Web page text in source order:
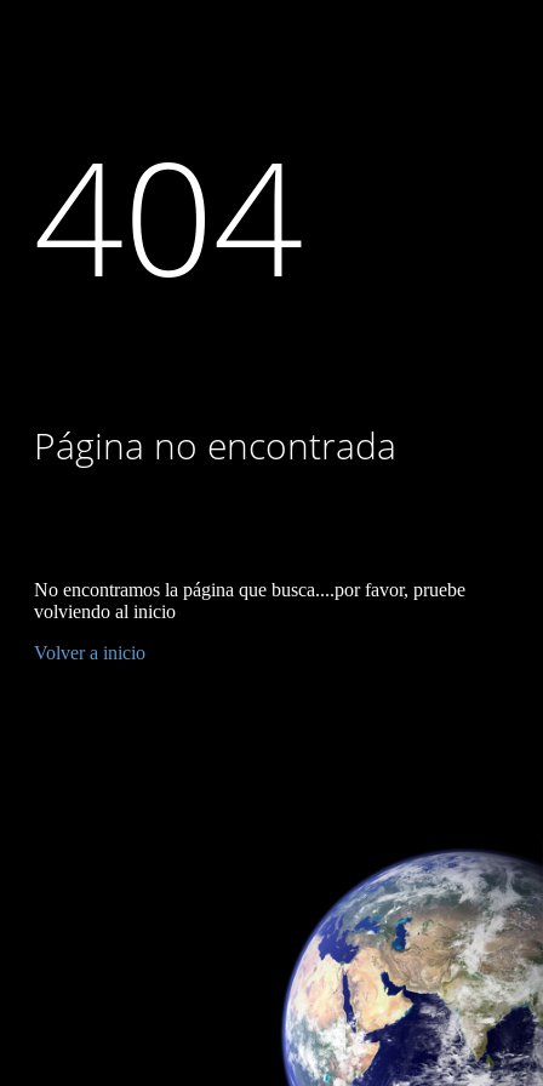
404
Página no encontrada
No encontramos la página que busca....por favor, pruebe
volviendo al inicio
Volver a inicio